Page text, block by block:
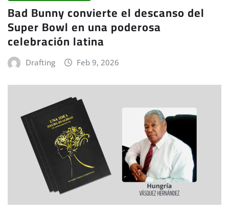
Bad Bunny convierte el descanso del
Super Bowl en una poderosa
celebración latina
Drafting Feb 9, 2026